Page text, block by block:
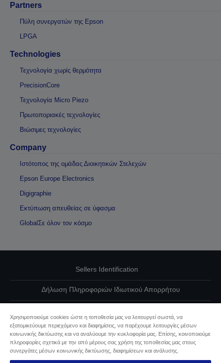
Partners
Πύλη συνεργατών της Epson
LPGA
Technologies
Τεχνολογία χωρίς θερμότητα
PrecisionCore
Τεχνολογία Micro Piezo
Πρωτοποριακές τεχνολογίες
Βιώσιμες τεχνολογίες
Company
Ιστότοπος της ομάδας Διοικητικών Στελεχών
Epson Europe Electronics
Digigraphie
Εκτύπωση απευθείας σε ύφασμα
GlobalΣε όλον τον κόσμο
Sellers Identification
Δήλωση Πληροφοριών Ιδιωτικού Απορρήτου
Επικοινωνήστε μαζί μας για τα δεδομένα σας
Πληροφορίες σχετικά με τα cookie
Χρησιμοποιούμε cookies ώστε η τοποθεσία μας να λειτουργεί σωστά, να
εξατομικεύουμε περιεχόμενο και διαφημίσεις, να παρέχουμε λειτουργίες μέσων
κοινωνικής δικτύωσης και να αναλύουμε την κυκλοφορία μας. Επίσης, κοινοποιούμε
πληροφορίες σχετικά με την από μέρους σας χρήση της τοποθεσίας μας στους
συνεργάτες μέσων κοινωνικής δικτύωσης, διαφημίσεων και ανάλυσης.